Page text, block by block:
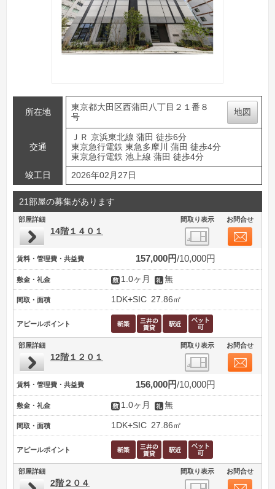
所在地
東京都大田区西蒲田八丁目２１番８
号
地図
交通
ＪＲ 京浜東北線 蒲田 徒歩6分
東京急行電鉄 東急多摩川 蒲田 徒歩4分
東京急行電鉄 池上線 蒲田 徒歩4分
竣工日
2026年02月27日
21部屋の募集があります
部屋詳細 間取り表示 お問合せ
14階１４０１
賃料・管理費・共益費 157,000円 10,000円
敷金・礼金 1.0ヶ月 無
間取・面積 1DK+SIC 27.86㎡
アピールポイント
部屋詳細 間取り表示 お問合せ
12階１２０１
賃料・管理費・共益費 156,000円 10,000円
敷金・礼金 1.0ヶ月 無
間取・面積 1DK+SIC 27.86㎡
アピールポイント
部屋詳細 間取り表示 お問合せ
2階２０４